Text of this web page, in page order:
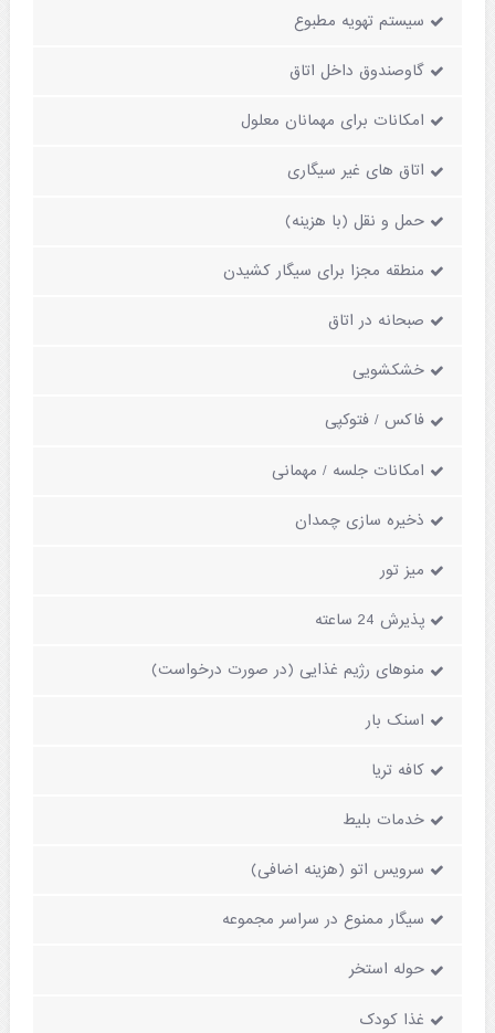
سیستم تهویه مطبوع
گاوصندوق داخل اتاق
امکانات برای مهمانان معلول
اتاق های غیر سیگاری
حمل و نقل (با هزینه)
منطقه مجزا برای سیگار کشیدن
صبحانه در اتاق
خشکشویی
فاکس / فتوکپی
امکانات جلسه / مهمانی
ذخیره سازی چمدان
میز تور
پذیرش 24 ساعته
منوهای رژیم غذایی (در صورت درخواست)
اسنک بار
کافه تریا
خدمات بلیط
سرویس اتو (هزینه اضافی)
سیگار ممنوع در سراسر مجموعه
حوله استخر
غذا کودک